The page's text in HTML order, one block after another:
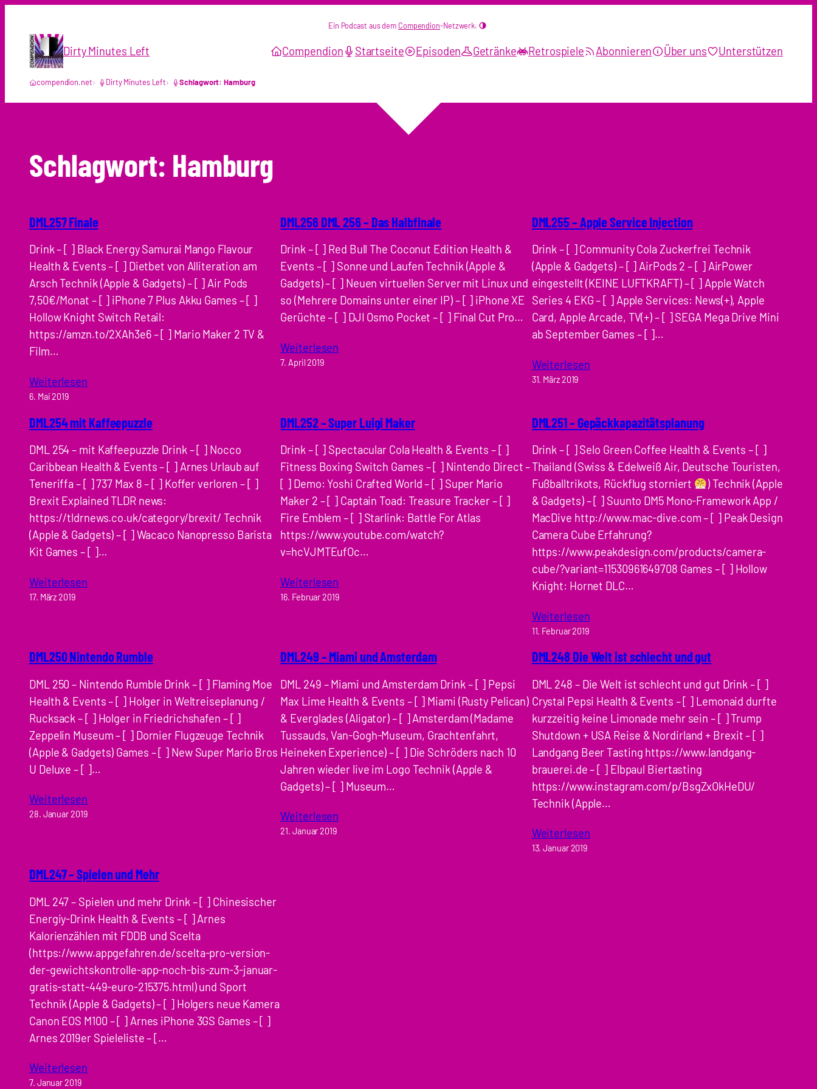
springen
Ein Podcast aus dem Compendion-Netzwerk.
Dirty Minutes Left Compendion Startseite Episoden Getränke Retrospiele Abonnieren Über uns Unterstützen
compendion.net Dirty Minutes Left Schlagwort: Hamburg
Schlagwort: Hamburg
DML257 Finale
Drink – [ ] Black Energy Samurai Mango Flavour
Health & Events – [ ] Dietbet von Alliteration am
Arsch Technik (Apple & Gadgets) – [ ] Air Pods
7,50€/Monat – [ ] iPhone 7 Plus Akku Games – [ ]
Hollow Knight Switch Retail:
https://amzn.to/2XAh3e6 – [ ] Mario Maker 2 TV &
Film…
Weiterlesen
6. Mai 2019
DML256 DML 256 – Das Halbfinale
Drink – [ ] Red Bull The Coconut Edition Health &
Events – [ ] Sonne und Laufen Technik (Apple &
Gadgets) – [ ] Neuen virtuellen Server mit Linux und
so (Mehrere Domains unter einer IP) – [ ] iPhone XE
Gerüchte – [ ] DJI Osmo Pocket – [ ] Final Cut Pro…
Weiterlesen
7. April 2019
DML255 – Apple Service Injection
Drink – [ ] Community Cola Zuckerfrei Technik
(Apple & Gadgets) – [ ] AirPods 2 – [ ] AirPower
eingestellt (KEINE LUFTKRAFT) – [ ] Apple Watch
Series 4 EKG – [ ] Apple Services: News(+), Apple
Card, Apple Arcade, TV(+) – [ ] SEGA Mega Drive Mini
ab September Games – [ ]…
Weiterlesen
31. März 2019
DML254 mit Kaffeepuzzle
DML 254 – mit Kaffeepuzzle Drink – [ ] Nocco
Caribbean Health & Events – [ ] Arnes Urlaub auf
Teneriffa – [ ] 737 Max 8 – [ ] Koffer verloren – [ ]
Brexit Explained TLDR news:
https://tldrnews.co.uk/category/brexit/ Technik
(Apple & Gadgets) – [ ] Wacaco Nanopresso Barista
Kit Games – [ ]…
Weiterlesen
17. März 2019
DML252 – Super Luigi Maker
Drink – [ ] Spectacular Cola Health & Events – [ ]
Fitness Boxing Switch Games – [ ] Nintendo Direct –
[ ] Demo: Yoshi Crafted World – [ ] Super Mario
Maker 2 – [ ] Captain Toad: Treasure Tracker – [ ]
Fire Emblem – [ ] Starlink: Battle For Atlas
https://www.youtube.com/watch?
v=hcVJMTEufOc…
Weiterlesen
16. Februar 2019
DML251 – Gepäckkapazitätsplanung
Drink – [ ] Selo Green Coffee Health & Events – [ ]
Thailand (Swiss & Edelweiß Air, Deutsche Touristen,
Fußballtrikots, Rückflug storniert
) Technik (Apple
& Gadgets) – [ ] Suunto DM5 Mono-Framework App /
MacDive http://www.mac-dive.com – [ ] Peak Design
Camera Cube Erfahrung?
https://www.peakdesign.com/products/camera-
cube/?variant=11530961649708 Games – [ ] Hollow
Knight: Hornet DLC…
Weiterlesen
11. Februar 2019
DML250 Nintendo Rumble
DML 250 – Nintendo Rumble Drink – [ ] Flaming Moe
Health & Events – [ ] Holger in Weltreiseplanung /
Rucksack – [ ] Holger in Friedrichshafen – [ ]
Zeppelin Museum – [ ] Dornier Flugzeuge Technik
(Apple & Gadgets) Games – [ ] New Super Mario Bros
U Deluxe – [ ]…
Weiterlesen
28. Januar 2019
DML249 – Miami und Amsterdam
DML 249 – Miami und Amsterdam Drink – [ ] Pepsi
Max Lime Health & Events – [ ] Miami (Rusty Pelican)
& Everglades (Aligator) – [ ] Amsterdam (Madame
Tussauds, Van-Gogh-Museum, Grachtenfahrt,
Heineken Experience) – [ ] Die Schröders nach 10
Jahren wieder live im Logo Technik (Apple &
Gadgets) – [ ] Museum…
Weiterlesen
21. Januar 2019
DML248 Die Welt ist schlecht und gut
DML 248 – Die Welt ist schlecht und gut Drink – [ ]
Crystal Pepsi Health & Events – [ ] Lemonaid durfte
kurzzeitig keine Limonade mehr sein – [ ] Trump
Shutdown + USA Reise & Nordirland + Brexit – [ ]
Landgang Beer Tasting https://www.landgang-
brauerei.de – [ ] Elbpaul Biertasting
https://www.instagram.com/p/BsgZxOkHeDU/
Technik (Apple…
Weiterlesen
13. Januar 2019
DML247 – Spielen und Mehr
DML 247 – Spielen und mehr Drink – [ ] Chinesischer
Energiy-Drink Health & Events – [ ] Arnes
Kalorienzählen mit FDDB und Scelta
(https://www.appgefahren.de/scelta-pro-version-
der-gewichtskontrolle-app-noch-bis-zum-3-januar-
gratis-statt-449-euro-215375.html) und Sport
Technik (Apple & Gadgets) – [ ] Holgers neue Kamera
Canon EOS M100 – [ ] Arnes iPhone 3GS Games – [ ]
Arnes 2019er Spieleliste – […
Weiterlesen
7. Januar 2019